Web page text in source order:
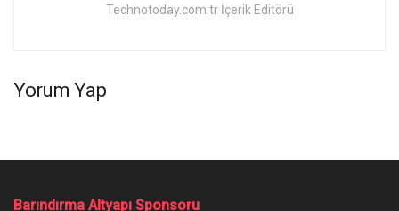
Technotoday.com.tr İçerik Editörü
Yorum Yap